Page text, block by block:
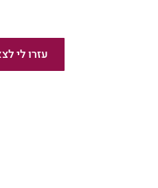
עזרו לי